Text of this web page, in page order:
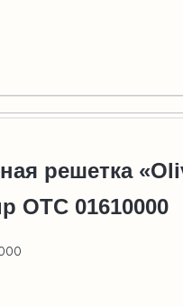
решетка
ОТС 01610000